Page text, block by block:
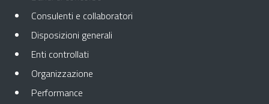
Consulenti e collaboratori
Disposizioni generali
Enti controllati
Organizzazione
Performance